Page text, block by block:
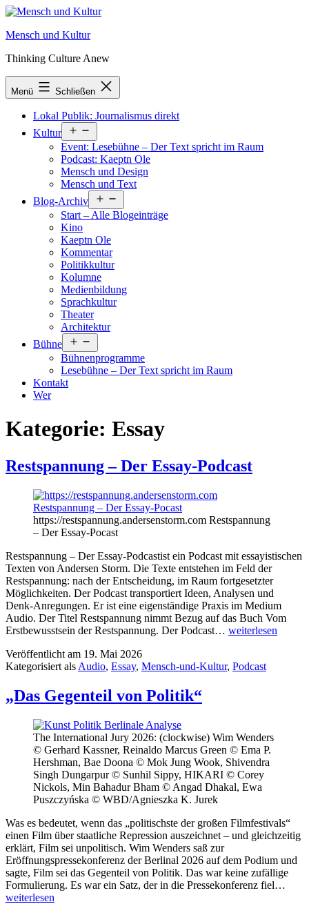
Zum
springen
Mensch und Kultur
Thinking Culture Anew
Menü Schließen
Lokal Publik: Journalismus direkt
Kultur
öffnen
Event: Lesebühne – Der Text spricht im Raum
Podcast: Kaeptn Ole
Mensch und Design
Mensch und Text
Blog-Archiv
öffnen
Start – Alle Blogeinträge
Kino
Kaeptn Ole
Kommentar
Politikkultur
Kolumne
Medienbildung
Sprachkultur
Theater
Architektur
Bühne
öffnen
Bühnenprogramme
Lesebühne – Der Text spricht im Raum
Kontakt
Wer
Kategorie: Essay
Restspannung – Der Essay-Podcast
https://restspannung.andersenstorm.com Restspannung
– Der Essay-Pocast
Restspannung – Der Essay-Podcastist ein Podcast mit essayistischen
Texten von Andersen Storm. Die Texte entstehen im Feld der
Restspannung: nach der Entscheidung, im Raum fortgesetzter
Möglichkeiten. Der Podcast transportiert Ideen, Analysen und
Denk-Anregungen. Er ist eine eigenständige Praxis im Medium
Audio. Der Titel Restspannung nimmt Bezug auf das Buch Vom
Erstbewusstsein der Restspannung. Der Podcast… Restspannung
Essay-
weiterlesen
Veröffentlicht am 19. Mai 2026
Kategorisiert als Audio, Essay, Mensch-und-Kultur, Podcast
„Das Gegenteil von Politik“
The International Jury 2026: (clockwise) Wim Wenders
© Gerhard Kassner, Reinaldo Marcus Green © Ema P.
Hershman, Bae Doona © Mok Jung Wook, Shivendra
Singh Dungarpur © Sunhil Sippy, HIKARI © Corey
Nickols, Min Bahadur Bham © Angad Dhakal, Ewa
Puszczyńska © WBD/Agnieszka K. Jurek
Was es bedeutet, wenn das „politischste der großen Filmfestivals“
einen Film über staatliche Repression auszeichnet – und gleichzeitig
erklärt, Film sei unpolitisch. Wim Wenders saß zur
Eröffnungspressekonferenz der Berlinal 2026 auf dem Podium und
sagte, Film sei das Gegenteil von Politik. Das war keine zufällige
Formulierung. Es war ein Satz, der in die Pressekonferenz fiel…
weiterlesen